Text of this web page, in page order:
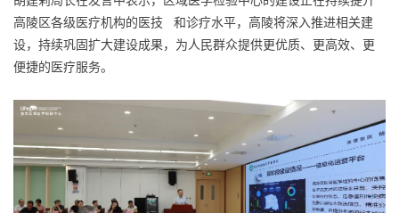
高陵区各级医疗机构的医技
和诊疗水平，高陵将深入推进相关建
设，持续巩固扩大建设成果，为人民群众提供更优质、更高效、更
便捷的医疗服务。